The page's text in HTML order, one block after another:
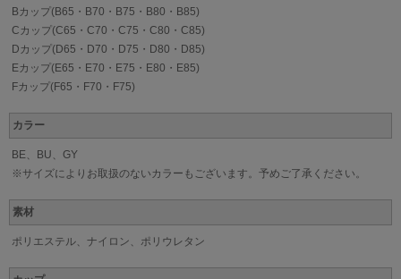
Bカップ(B65・B70・B75・B80・B85)
Cカップ(C65・C70・C75・C80・C85)
Dカップ(D65・D70・D75・D80・D85)
Eカップ(E65・E70・E75・E80・E85)
Fカップ(F65・F70・F75)
カラー
BE、BU、GY
※サイズによりお取扱のないカラーもございます。予めご了承ください。
素材
ポリエステル、ナイロン、ポリウレタン